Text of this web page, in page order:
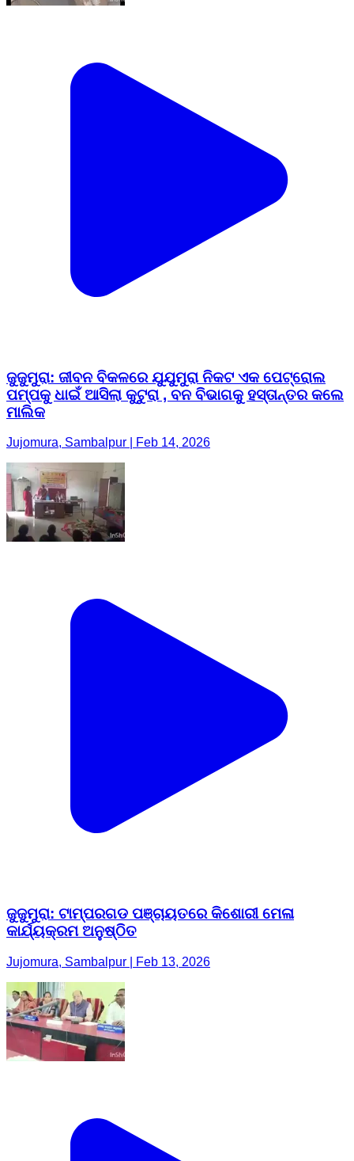
ଜୁଜୁମୁରା: ଜୀବନ ବିକଳରେ ଯୁଯୁମୁରା ନିକଟ ଏକ ପେଟ୍ରୋଲ
ପମ୍ପକୁ ଧାଇଁ ଆସିଲା କୁଟୁରା , ବନ ବିଭାଗକୁ ହସ୍ତାନ୍ତର କଲେ
ମାଲିକ
Jujomura, Sambalpur | Feb 14, 2026
ଜୁଜୁମୁରା: ଟାମ୍ପରଗଡ ପଞ୍ଚାୟତରେ କିଶୋରୀ ମେଳା
କାର୍ଯ୍ୟକ୍ରମ ଅନୁଷ୍ଠିତ
Jujomura, Sambalpur | Feb 13, 2026